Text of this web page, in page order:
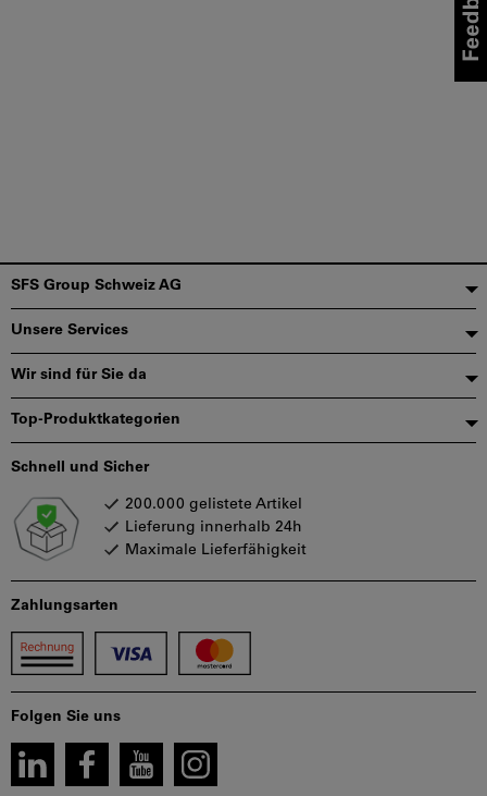
Fußzeile
SFS Group Schweiz AG
Unsere Services
Wir sind für Sie da
Top-Produktkategorien
Folgen Sie uns
Zahlungsarten
Schnell und Sicher
200.000 gelistete Artikel
Lieferung innerhalb 24h
Maximale Lieferfähigkeit